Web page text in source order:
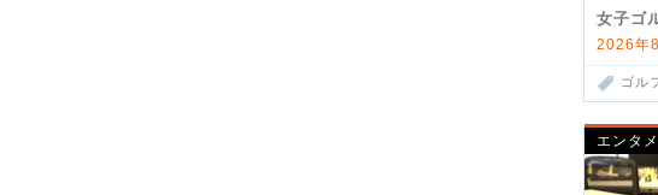
女子ゴ
2026年
ゴル
エンタ